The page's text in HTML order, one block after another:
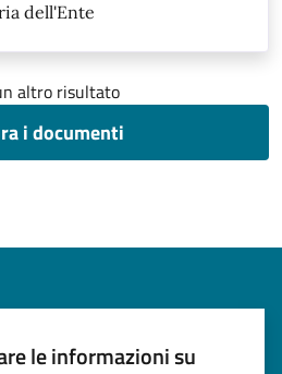
dell'Ente
altro risultato
i documenti
le informazioni su